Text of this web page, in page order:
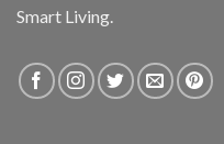
Smart Living.